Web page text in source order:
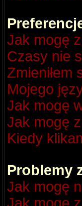
Jak mogę
Czasy nie
Zmieniłem
Mojego
Jak mogę
Jak mogę
Kiedy
Problemy
Jak mogę